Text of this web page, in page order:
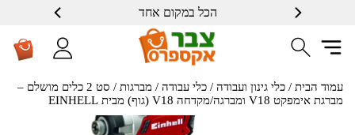
הכל במקום אחד
עמוד הבית / כלי גינון ועבודה / כלי עבודה / מברגות
/ סט 2 כלים מושלם –
מברגת אימפקט V18 ומברגה/מקדחה V18 (גוף) מבית EINHELL